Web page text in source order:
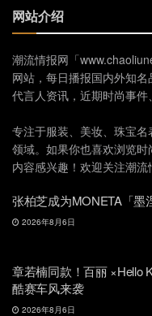
网站介绍
潮流情报网「
网站，每日播报国内外知
代言人资讯，近期时尚事件
专注于服装、美妆、珠宝
领域。如果你也喜欢浏览
内容感兴趣！欢迎关注潮流
张柏芝成为MONETA「墨
2026年8月6日
章若楠同款！百丽 ×Hello
酷赛车风来袭
2026年8月6日